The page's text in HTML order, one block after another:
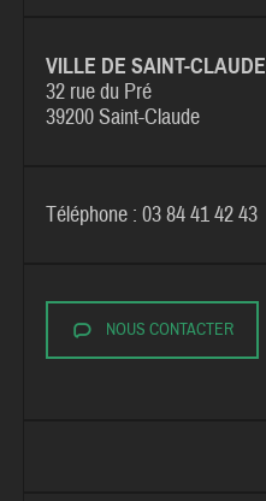
VILLE DE SAINT-CLAUDE
32 rue du Pré
39200 Saint-Claude
Téléphone : 03 84 41 42 43
NOUS CONTACTER